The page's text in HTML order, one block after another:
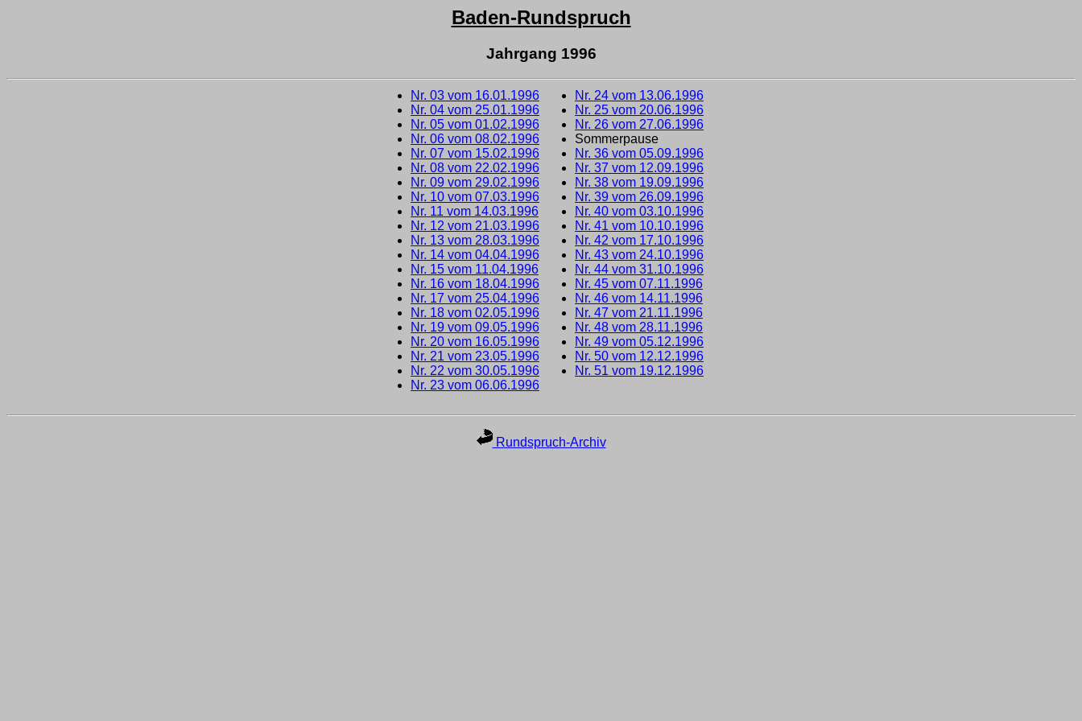
Baden-Rundspruch
Jahrgang 1996
Nr. 03 vom 16.01.1996
Nr. 04 vom 25.01.1996
Nr. 05 vom 01.02.1996
Nr. 06 vom 08.02.1996
Nr. 07 vom 15.02.1996
Nr. 08 vom 22.02.1996
Nr. 09 vom 29.02.1996
Nr. 10 vom 07.03.1996
Nr. 11 vom 14.03.1996
Nr. 12 vom 21.03.1996
Nr. 13 vom 28.03.1996
Nr. 14 vom 04.04.1996
Nr. 15 vom 11.04.1996
Nr. 16 vom 18.04.1996
Nr. 17 vom 25.04.1996
Nr. 18 vom 02.05.1996
Nr. 19 vom 09.05.1996
Nr. 20 vom 16.05.1996
Nr. 21 vom 23.05.1996
Nr. 22 vom 30.05.1996
Nr. 23 vom 06.06.1996
Nr. 24 vom 13.06.1996
Nr. 25 vom 20.06.1996
Nr. 26 vom 27.06.1996
Sommerpause
Nr. 36 vom 05.09.1996
Nr. 37 vom 12.09.1996
Nr. 38 vom 19.09.1996
Nr. 39 vom 26.09.1996
Nr. 40 vom 03.10.1996
Nr. 41 vom 10.10.1996
Nr. 42 vom 17.10.1996
Nr. 43 vom 24.10.1996
Nr. 44 vom 31.10.1996
Nr. 45 vom 07.11.1996
Nr. 46 vom 14.11.1996
Nr. 47 vom 21.11.1996
Nr. 48 vom 28.11.1996
Nr. 49 vom 05.12.1996
Nr. 50 vom 12.12.1996
Nr. 51 vom 19.12.1996
Rundspruch-Archiv